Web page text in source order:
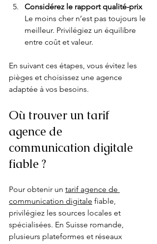
Considérez le rapport qualité-prix
Le moins cher n’est pas toujours le
meilleur. Privilégiez un équilibre
entre coût et valeur.
En suivant ces étapes, vous évitez les
pièges et choisissez une agence
adaptée à vos besoins.
Où trouver un tarif
agence de
communication digitale
fiable ?
Pour obtenir un tarif agence de
communication digitale fiable,
privilégiez les sources locales et
spécialisées. En Suisse romande,
plusieurs plateformes et réseaux